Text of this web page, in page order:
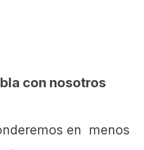
con nosotros
en menos